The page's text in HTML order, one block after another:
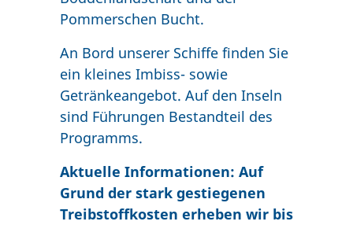
Pommerschen Bucht.
An Bord unserer Schiffe finden Sie
ein kleines Imbiss- sowie
Getränkeangebot. Auf den Inseln
sind Führungen Bestandteil des
Programms.
Aktuelle Informationen: Auf
Grund der stark gestiegenen
Treibstoffkosten erheben wir bis